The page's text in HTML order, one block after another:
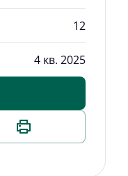
12
4 кв. 2025